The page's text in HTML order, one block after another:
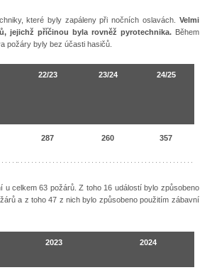
které byly zapáleny při nočních oslavách. Velmi
jejichž příčinou byla rovněž pyrotechnika. Během
požáry byly bez účasti hasičů.
22/23 23/24 24/25
287 260 357
celkem 63 požárů. Z toho 16 událostí bylo způsobeno
a z toho 47 z nich bylo způsobeno použitím zábavní
2023 2024